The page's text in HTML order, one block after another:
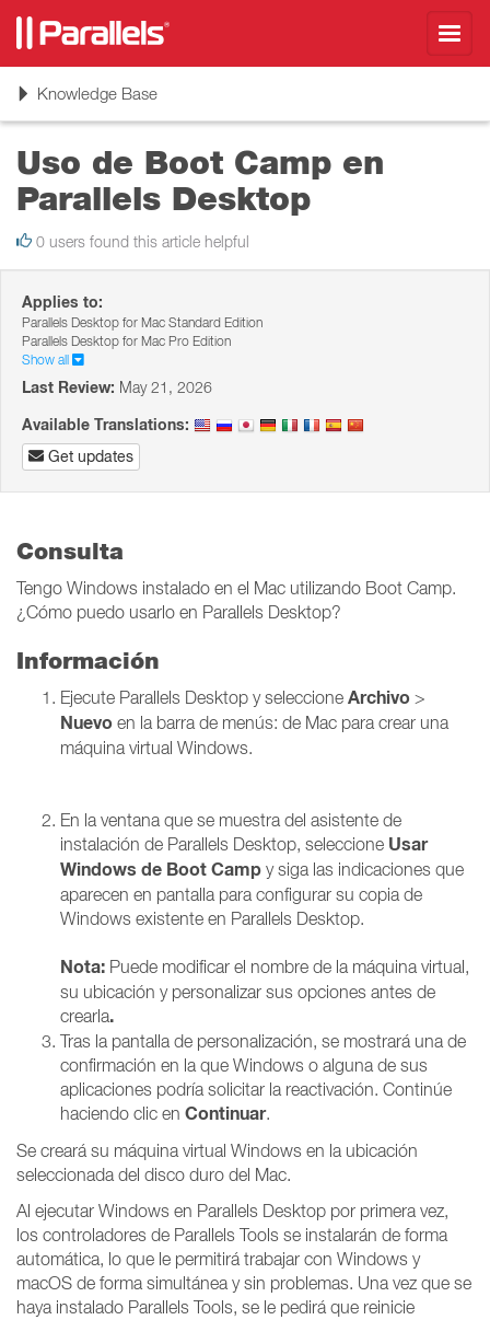
ToggleKnowledge Base
Uso de Boot Camp en
Parallels Desktop
0 users found this article helpful
Applies to:
Parallels Desktop for Mac Standard Edition
Parallels Desktop for Mac Pro Edition
Show all
Last Review: May 21, 2026
Available Translations:
Get updates
Consulta
Tengo Windows instalado en el Mac utilizando Boot Camp.
¿Cómo puedo usarlo en Parallels Desktop?
Información
Ejecute Parallels Desktop y seleccione Archivo >
Nuevo en la barra de menús: de Mac para crear una
máquina virtual Windows.
En la ventana que se muestra del asistente de
instalación de Parallels Desktop, seleccione Usar
Windows de Boot Camp y siga las indicaciones que
aparecen en pantalla para configurar su copia de
Windows existente en Parallels Desktop.
Nota: Puede modificar el nombre de la máquina virtual,
su ubicación y personalizar sus opciones antes de
crearla.
Tras la pantalla de personalización, se mostrará una de
confirmación en la que Windows o alguna de sus
aplicaciones podría solicitar la reactivación. Continúe
haciendo clic en Continuar.
Se creará su máquina virtual Windows en la ubicación
seleccionada del disco duro del Mac.
Al ejecutar Windows en Parallels Desktop por primera vez,
los controladores de Parallels Tools se instalarán de forma
automática, lo que le permitirá trabajar con Windows y
macOS de forma simultánea y sin problemas. Una vez que se
haya instalado Parallels Tools, se le pedirá que reinicie